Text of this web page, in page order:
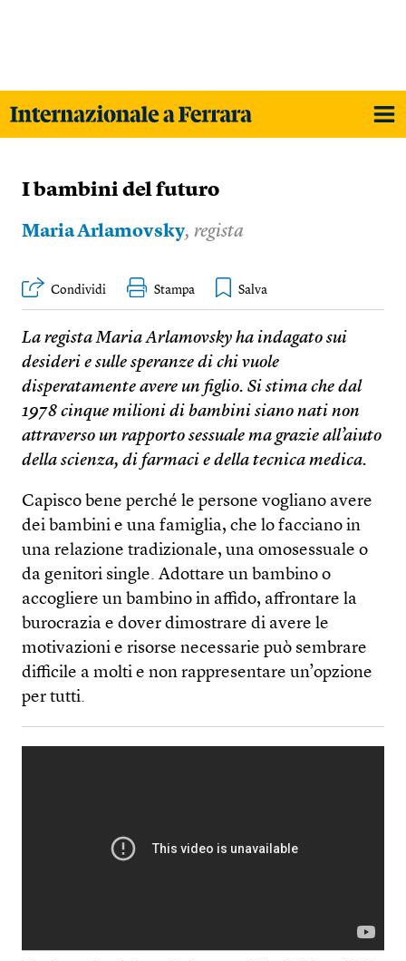
I bambini del futuro
Maria Arlamovsky, regista
Condividi Stampa
La regista Maria Arlamovsky ha indagato sui
desideri e sulle speranze di chi vuole
disperatamente avere un figlio. Si stima che dal
1978 cinque milioni di bambini siano nati non
attraverso un rapporto sessuale ma grazie all’aiuto
della scienza, di farmaci e della tecnica medica.
Capisco bene perché le persone vogliano avere
dei bambini e una famiglia, che lo facciano in
una relazione tradizionale, una omosessuale o
da genitori single. Adottare un bambino o
accogliere un bambino in affido, affrontare la
burocrazia e dover dimostrare di avere le
motivazioni e risorse necessarie può sembrare
difficile a molti e non rappresentare un’opzione
per tutti.